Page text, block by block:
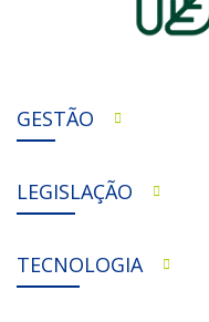
GESTÃO
LEGISLAÇÃO
TECNOLOGIA